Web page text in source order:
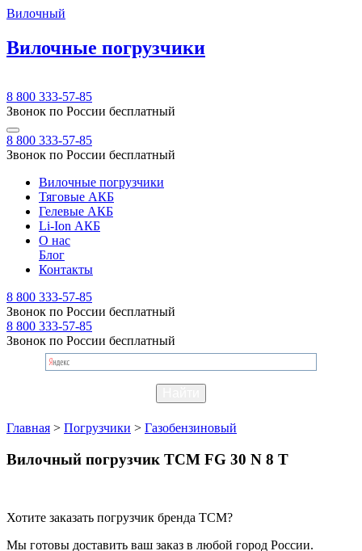
Вилочный
Вилочные погрузчики
8 800 333-57-85
Звонок по России бесплатный
8 800 333-57-85
Звонок по России бесплатный
Вилочные погрузчики
Тяговые АКБ
Гелевые АКБ
Li-Ion АКБ
О нас
Блог
Контакты
8 800 333-57-85
Звонок по России бесплатный
8 800 333-57-85
Звонок по России бесплатный
Главная > Погрузчики > Газобензиновый
Вилочный погрузчик TCM FG 30 N 8 T
Хотите заказать погрузчик бренда TCM?
Мы готовы доставить ваш заказ в любой город России.